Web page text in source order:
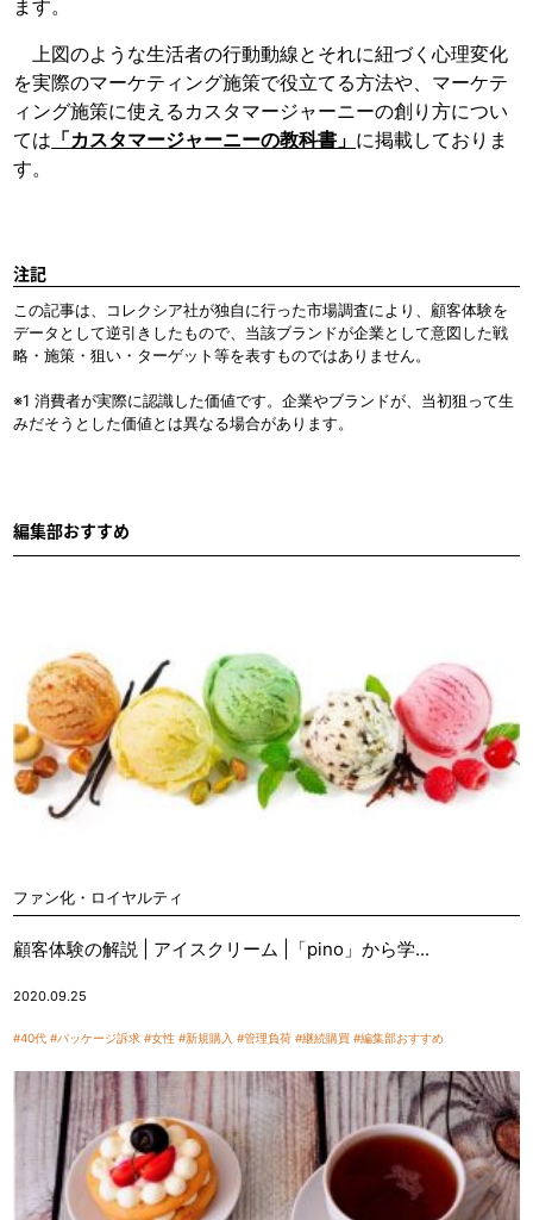
ます。
上図のような生活者の行動動線とそれに紐づく心理変化
を実際のマーケティング施策で役立てる方法や、マーケテ
ィング施策に使えるカスタマージャーニーの創り方につい
ては 「カスタマージャーニーの教科書」 に掲載しておりま
す。
注記
この記事は、コレクシア社が独自に行った市場調査により、顧客体験を
データとして逆引きしたもので、当該ブランドが企業として意図した戦
略・施策・狙い・ターゲット等を表すものではありません。
※1 消費者が実際に認識した価値です。企業やブランドが、当初狙って生
みだそうとした価値とは異なる場合があります。
編集部おすすめ
ファン化・ロイヤルティ
顧客体験の解説 | アイスクリーム |「pino」から学...
2020.09.25
#40代 #パッケージ訴求 #女性 #新規購入 #管理負荷 #継続購買 #編集部おすすめ